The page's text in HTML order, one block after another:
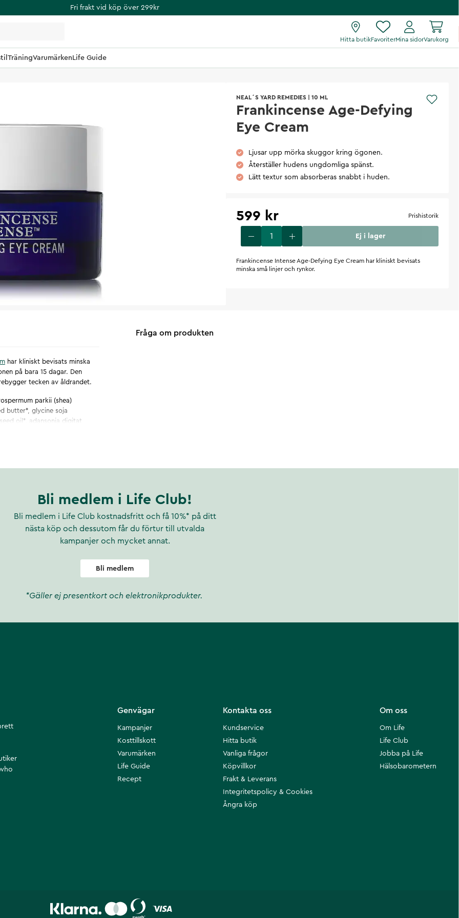
Fri frakt vid köp över 299kr
Hitta butikFavoriterMina sidorVarukorg
TräningVarumärkenLife Guide
NEAL´S YARD REMEDIES 10 ML
Frankincense Age-Defying
Eye Cream
Ljusar upp mörka skuggor kring ögonen.
Återställer hudens ungdomliga spänst.
Lätt textur som absorberas snabbt i huden.
599 kr Prishistorik
Ej i lager
Frankincense Intense Age-Defying Eye Cream har kliniskt bevisats
minska små linjer och rynkor.
har kliniskt bevisats minska
på bara 15 dagar. Den
tecken av åldrandet.
parkii (shea)
butter*, glycine soja
oil*, adansonia digitat
juice powder*, sorbitan
flower oil, gardenia
confusa resin oil*,
with 82% organic
Fråga om produkten
Bli medlem i Life Club!
Bli medlem i Life Club kostnadsfritt och få 10%* på ditt
nästa köp och dessutom får du förtur till utvalda
kampanjer och mycket annat.
Bli medlem
*Gäller ej presentkort och elektronikprodukter.
Om oss
Om Life
Life Club
Jobba på Life
Hälsobarometern
Kontakta oss
Kundservice
Hitta butik
Vanliga frågor
Köpvillkor
Frakt & Leverans
Integritetspolicy & Cookies
Ångra köp
Genvägar
Kampanjer
Kosttillskott
Varumärken
Life Guide
Recept